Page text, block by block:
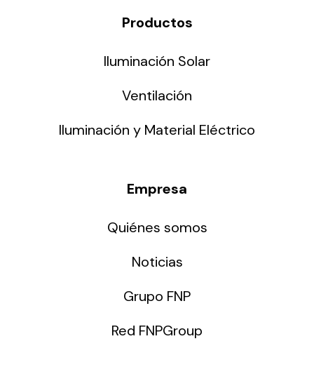
Productos
Iluminación Solar
Ventilación
Iluminación y Material Eléctrico
Empresa
Quiénes somos
Noticias
Grupo FNP
Red FNPGroup